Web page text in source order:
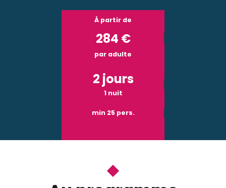
À partir de
284 €
par adulte
2 jours
1 nuit
min 25 pers.